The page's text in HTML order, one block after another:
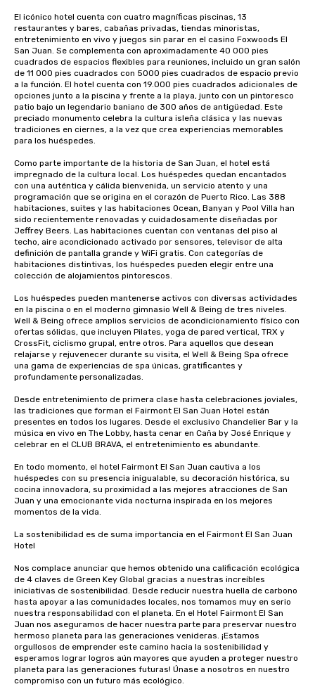
El icónico hotel cuenta con cuatro magníficas piscinas, 13
restaurantes y bares, cabañas privadas, tiendas minoristas,
entretenimiento en vivo y juegos sin parar en el casino Foxwoods El
San Juan. Se complementa con aproximadamente 40 000 pies
cuadrados de espacios flexibles para reuniones, incluido un gran salón
de 11 000 pies cuadrados con 5000 pies cuadrados de espacio previo
a la función. El hotel cuenta con 19.000 pies cuadrados adicionales de
opciones junto a la piscina y frente a la playa, junto con un pintoresco
patio bajo un legendario baniano de 300 años de antigüedad. Este
preciado monumento celebra la cultura isleña clásica y las nuevas
tradiciones en ciernes, a la vez que crea experiencias memorables
para los huéspedes.
Como parte importante de la historia de San Juan, el hotel está
impregnado de la cultura local. Los huéspedes quedan encantados
con una auténtica y cálida bienvenida, un servicio atento y una
programación que se origina en el corazón de Puerto Rico. Las 388
habitaciones, suites y las habitaciones Ocean, Banyan y Pool Villa han
sido recientemente renovadas y cuidadosamente diseñadas por
Jeffrey Beers. Las habitaciones cuentan con ventanas del piso al
techo, aire acondicionado activado por sensores, televisor de alta
definición de pantalla grande y WiFi gratis. Con categorías de
habitaciones distintivas, los huéspedes pueden elegir entre una
colección de alojamientos pintorescos.
Los huéspedes pueden mantenerse activos con diversas actividades
en la piscina o en el moderno gimnasio Well & Being de tres niveles.
Well & Being ofrece amplios servicios de acondicionamiento físico con
ofertas sólidas, que incluyen Pilates, yoga de pared vertical, TRX y
CrossFit, ciclismo grupal, entre otros. Para aquellos que desean
relajarse y rejuvenecer durante su visita, el Well & Being Spa ofrece
una gama de experiencias de spa únicas, gratificantes y
profundamente personalizadas.
Desde entretenimiento de primera clase hasta celebraciones joviales,
las tradiciones que forman el Fairmont El San Juan Hotel están
presentes en todos los lugares. Desde el exclusivo Chandelier Bar y la
música en vivo en The Lobby, hasta cenar en Caña by José Enrique y
celebrar en el CLUB BRAVA, el entretenimiento es abundante.
En todo momento, el hotel Fairmont El San Juan cautiva a los
huéspedes con su presencia inigualable, su decoración histórica, su
cocina innovadora, su proximidad a las mejores atracciones de San
Juan y una emocionante vida nocturna inspirada en los mejores
momentos de la vida.
La sostenibilidad es de suma importancia en el Fairmont El San Juan
Hotel
Nos complace anunciar que hemos obtenido una calificación ecológica
de 4 claves de Green Key Global gracias a nuestras increíbles
iniciativas de sostenibilidad. Desde reducir nuestra huella de carbono
hasta apoyar a las comunidades locales, nos tomamos muy en serio
nuestra responsabilidad con el planeta. En el Hotel Fairmont El San
Juan nos aseguramos de hacer nuestra parte para preservar nuestro
hermoso planeta para las generaciones venideras. ¡Estamos
orgullosos de emprender este camino hacia la sostenibilidad y
esperamos lograr logros aún mayores que ayuden a proteger nuestro
planeta para las generaciones futuras! Únase a nosotros en nuestro
compromiso con un futuro más ecológico.